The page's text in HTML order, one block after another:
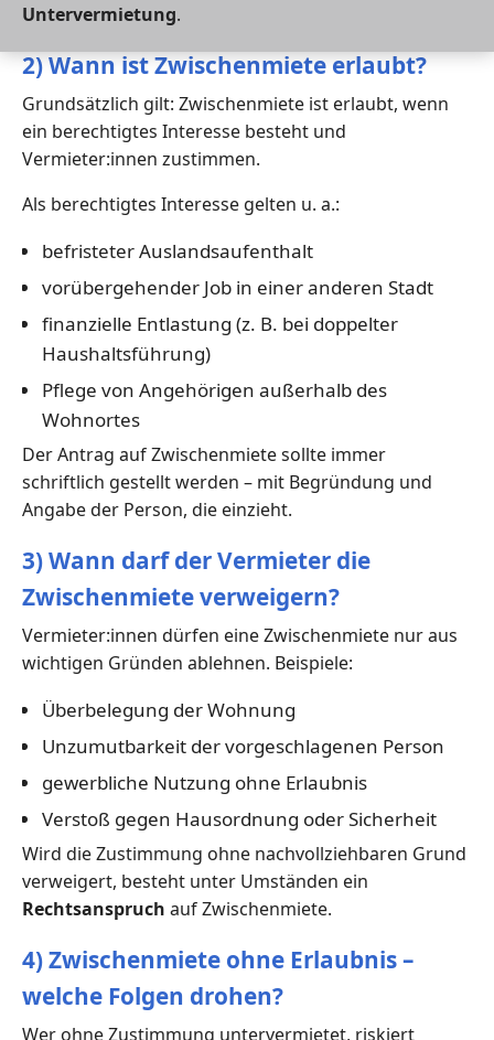
Untervermietung.
2) Wann ist Zwischenmiete erlaubt?
Grundsätzlich gilt: Zwischenmiete ist erlaubt, wenn
ein berechtigtes Interesse besteht und
Vermieter:innen zustimmen.
Als berechtigtes Interesse gelten u. a.:
befristeter Auslandsaufenthalt
vorübergehender Job in einer anderen Stadt
finanzielle Entlastung (z. B. bei doppelter
Haushaltsführung)
Pflege von Angehörigen außerhalb des
Wohnortes
Der Antrag auf Zwischenmiete sollte immer
schriftlich gestellt werden – mit Begründung und
Angabe der Person, die einzieht.
3) Wann darf der Vermieter die
Zwischenmiete verweigern?
Vermieter:innen dürfen eine Zwischenmiete nur aus
wichtigen Gründen ablehnen. Beispiele:
Überbelegung der Wohnung
Unzumutbarkeit der vorgeschlagenen Person
gewerbliche Nutzung ohne Erlaubnis
Verstoß gegen Hausordnung oder Sicherheit
Wird die Zustimmung ohne nachvollziehbaren Grund
verweigert, besteht unter Umständen ein
Rechtsanspruch auf Zwischenmiete.
4) Zwischenmiete ohne Erlaubnis –
welche Folgen drohen?
Wer ohne Zustimmung untervermietet, riskiert